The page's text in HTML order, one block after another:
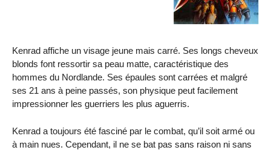
Kenrad affiche un visage jeune mais carré. Ses longs cheveux
blonds font ressortir sa peau matte, caractéristique des
hommes du Nordlande. Ses épaules sont carrées et malgré
ses 21 ans à peine passés, son physique peut facilement
impressionner les guerriers les plus aguerris.
Kenrad a toujours été fasciné par le combat, qu’il soit armé ou
à main nues. Cependant, il ne se bat pas sans raison ni sans